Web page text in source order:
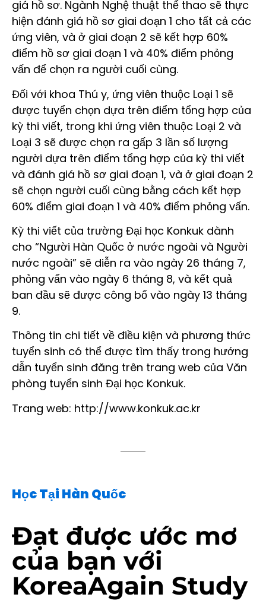
giá hồ sơ. Ngành Nghệ thuật thể thao sẽ thực
hiện đánh giá hồ sơ giai đoạn 1 cho tất cả các
ứng viên, và ở giai đoạn 2 sẽ kết hợp 60%
điểm hồ sơ giai đoạn 1 và 40% điểm phỏng
vấn để chọn ra người cuối cùng.
Đối với khoa Thú y, ứng viên thuộc Loại 1 sẽ
được tuyển chọn dựa trên điểm tổng hợp của
kỳ thi viết, trong khi ứng viên thuộc Loại 2 và
Loại 3 sẽ được chọn ra gấp 3 lần số lượng
người dựa trên điểm tổng hợp của kỳ thi viết
và đánh giá hồ sơ giai đoạn 1, và ở giai đoạn 2
sẽ chọn người cuối cùng bằng cách kết hợp
60% điểm giai đoạn 1 và 40% điểm phỏng vấn.
Kỳ thi viết của trường Đại học Konkuk dành
cho “Người Hàn Quốc ở nước ngoài và Người
nước ngoài” sẽ diễn ra vào ngày 26 tháng 7,
phỏng vấn vào ngày 6 tháng 8, và kết quả
ban đầu sẽ được công bố vào ngày 13 tháng
9.
Thông tin chi tiết về điều kiện và phương thức
tuyển sinh có thể được tìm thấy trong hướng
dẫn tuyển sinh đăng trên trang web của Văn
phòng tuyển sinh Đại học Konkuk.
Trang web: http://www.konkuk.ac.kr
Học Tại Hàn Quốc
Đạt được ước mơ
của bạn với
KoreaAgain Study